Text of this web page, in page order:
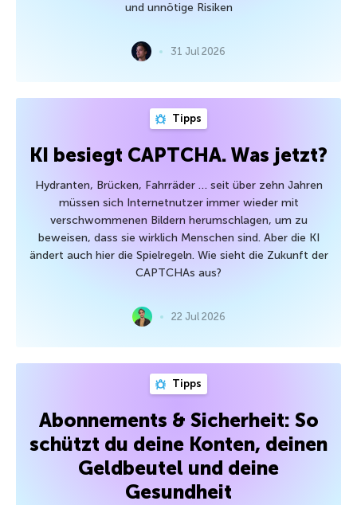
und unnötige Risiken
31 Jul 2026
Tipps
KI besiegt CAPTCHA. Was jetzt?
Hydranten, Brücken, Fahrräder … seit über zehn Jahren
müssen sich Internetnutzer immer wieder mit
verschwommenen Bildern herumschlagen, um zu
beweisen, dass sie wirklich Menschen sind. Aber die KI
ändert auch hier die Spielregeln. Wie sieht die Zukunft der
CAPTCHAs aus?
22 Jul 2026
Tipps
Abonnements & Sicherheit: So
schützt du deine Konten, deinen
Geldbeutel und deine
Gesundheit